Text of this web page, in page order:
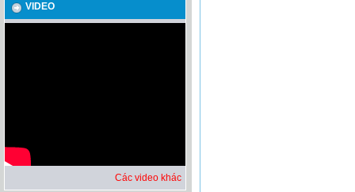
VIDEO
Các video khác